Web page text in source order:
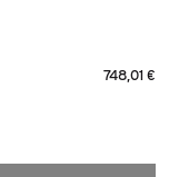
748,01 €